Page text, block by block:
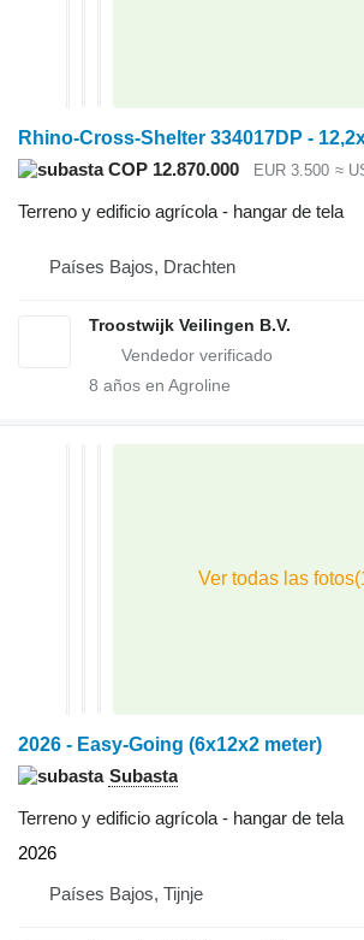
Rhino-Cross-Shelter 334017DP -
COP 12.870.000
EUR 3.500 ≈
Terreno y edificio agrícola - hangar de tela
Países Bajos, Drachten
Troostwijk Veilingen B.V.
8 años en Agroline
2026 - Easy-Going (6x12x2 meter)
Subasta
Terreno y edificio agrícola - hangar de tela
2026
Países Bajos, Tijnje